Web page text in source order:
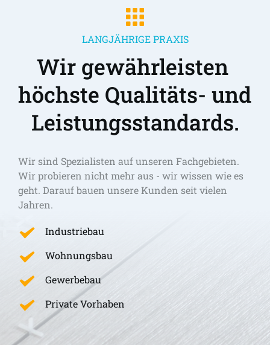
LANGJÄHRIGE PRAXIS
Wir gewährleisten
höchste Qualitäts- und
Leistungsstandards.
Wir sind Spezialisten auf unseren Fachgebieten.
Wir probieren nicht mehr aus - wir wissen wie es
geht. Darauf bauen unsere Kunden seit vielen
Jahren.
Industriebau
Wohnungsbau
Gewerbebau
Private Vorhaben